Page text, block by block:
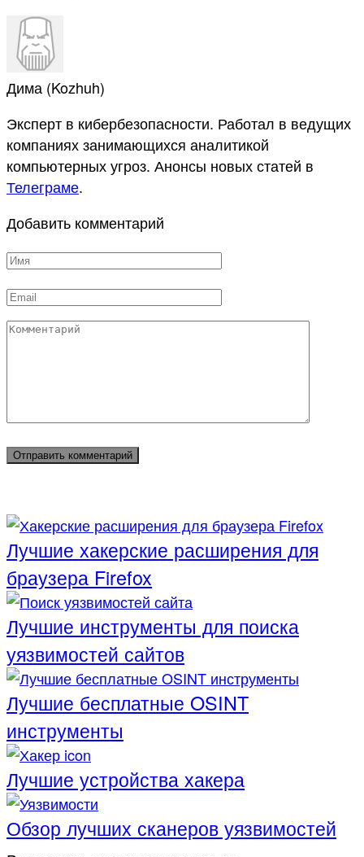
Дима (Kozhuh)
Эксперт в кибербезопасности. Работал в ведущих
компаниях занимающихся аналитикой
компьютерных угроз. Анонсы новых статей в
Телеграме.
Добавить комментарий
Имя
Email
Комментарий
Лучшие хакерские расширения для
браузера Firefox
Лучшие инструменты для поиска
уязвимостей сайтов
Лучшие бесплатные OSINT
инструменты
Лучшие устройства хакера
Обзор лучших сканеров уязвимостей